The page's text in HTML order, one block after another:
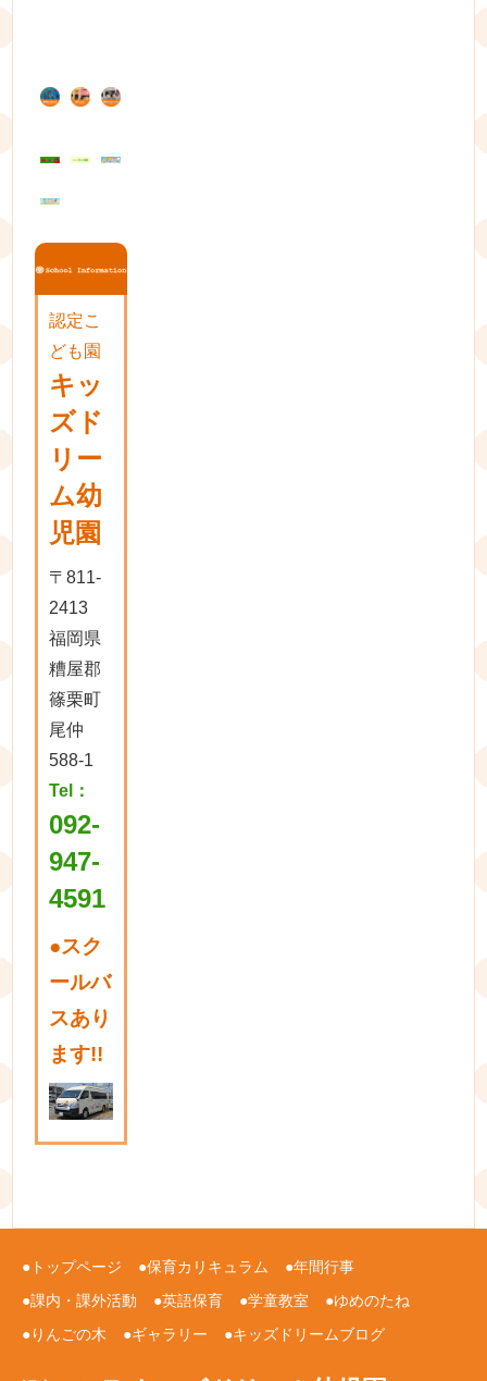
ー
シ
ン
認定こ
ども園
キッ
ズド
リー
ム幼
児園
〒811-
2413
福岡県
糟屋郡
篠栗町
尾仲
588-1
Tel：
092-
947-
4591
●スク
ールバ
スあり
ます!!
トップページ 保育カリキュラム
年間行事
課内・課外活動
英語保育 学童教室
ゆめのたね
りんごの木
ギャラリー キッズドリームブログ